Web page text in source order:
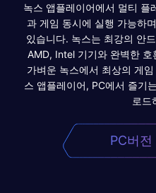
녹스 앱플레이어에서 멀티 플
과 게임 동시에 실행 가능하
있습니다. 녹스는 최강의 안
AMD, Intel 기기와 완벽한 호
가벼운 녹스에서 최상의 게
스 앱플레이어, PC에서 즐기
로드
PC버전